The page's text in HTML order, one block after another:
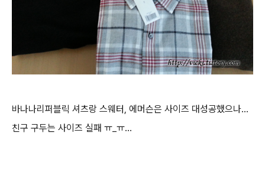
바나나리퍼블릭 셔츠랑 스웨터, 에머슨은 사이즈 대성공했으나...
친구 구두는 사이즈 실패 ㅠ_ㅠ...